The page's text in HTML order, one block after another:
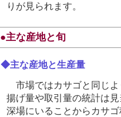
りが見られます。
●主な産地と旬
◆主な産地と生産量
市場ではカサゴと同じよ
揚げ量や取引量の統計は
深場にいることからカサ